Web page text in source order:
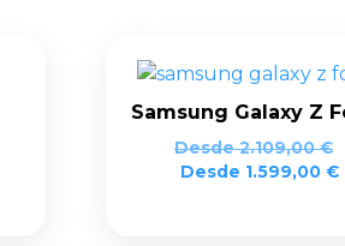
Samsung Galaxy Z
Desde2.109,00€
Desde 1.599,00 €